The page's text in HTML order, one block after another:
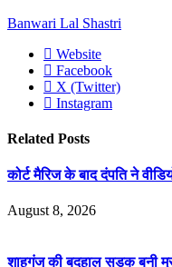
Banwari Lal Shastri
Website
Facebook
X (Twitter)
Instagram
Related Posts
कोर्ट मैरिज के बाद दंपति ने
August 8, 2026
शाहगंज की बदहाल सड़क बनी